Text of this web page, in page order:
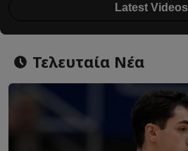
Latest Videos
Τελευταία Νέα